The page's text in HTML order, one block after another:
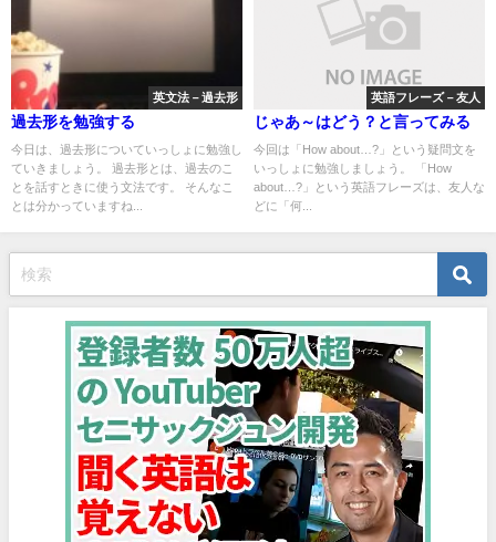
英文法－過去形
過去形を勉強する
今日は、過去形についていっしょに勉強し
ていきましょう。 過去形とは、過去のこ
とを話すときに使う文法です。 そんなこ
とは分かっていますね...
英語フレーズ－友人
じゃあ～はどう？と言ってみる
今回は「How about…?」という疑問文を
いっしょに勉強しましょう。 「How
about…?」という英語フレーズは、友人な
どに「何...